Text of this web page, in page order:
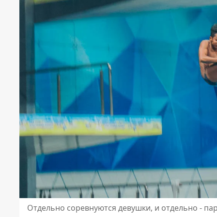
Отдельно соревнуются девушки, и отдельно -